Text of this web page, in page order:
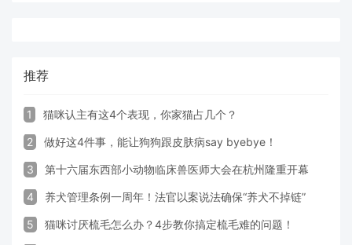
推荐
1 猫咪认主有这4个表现，你家猫占几个？
2 做好这4件事，能让狗狗跟皮肤病say byebye！
3 第十六届东西部小动物临床兽医师大会在杭州隆重开幕
4 养犬管理条例一周年！法官以案说法确保“养犬不掉链”
5 猫咪讨厌梳毛怎么办？4步教你搞定梳毛难的问题！